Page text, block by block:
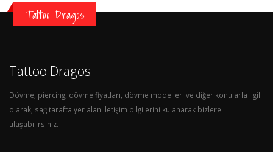
Tattoo Dragos
Tattoo Dragos
Dövme, piercing, dövme fiyatları, dövme modelleri ve diğer konularla ilgili
olarak, sağ tarafta yer alan iletişim bilgilerini kulanarak bizlere
ulaşabilirsiniz.